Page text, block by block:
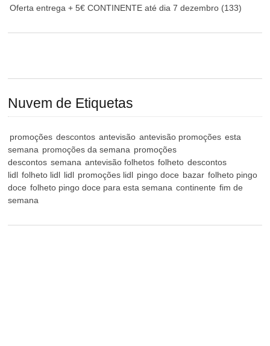
Oferta entrega + 5€ CONTINENTE até dia 7 dezembro (133)
Nuvem de Etiquetas
promoções descontos antevisão antevisão promoções esta
semana promoções da semana promoções
descontos semana antevisão folhetos folheto descontos
lidl folheto lidl lidl promoções lidl pingo doce bazar folheto pingo
doce folheto pingo doce para esta semana continente fim de
semana